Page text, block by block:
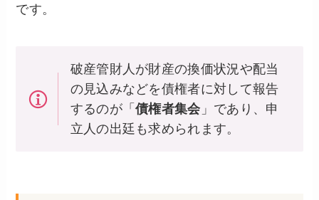
です。
破産管財人が財産の換価状況や配当
の見込みなどを債権者に対して報告
するのが「債権者集会 」であり、申
立人の出廷も求められます。